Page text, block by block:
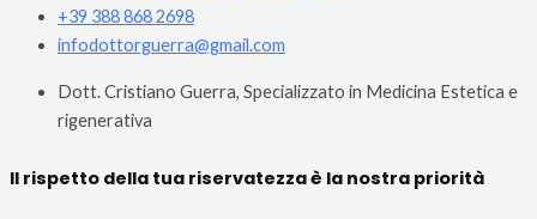
+39 388 868 2698
infodottorguerra@gmail.com
Dott. Cristiano Guerra, Specializzato in Medicina Estetica e
rigenerativa
Il rispetto della tua riservatezza è la nostra priorità